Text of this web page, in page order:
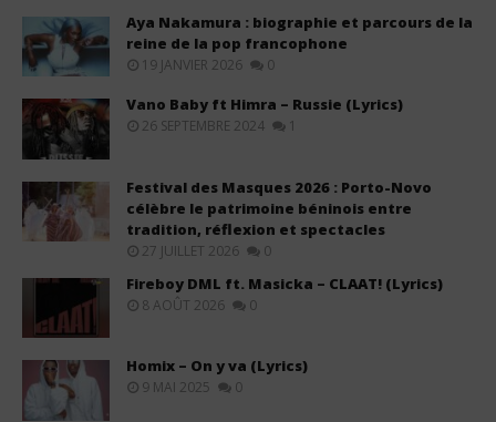
Aya Nakamura : biographie et parcours de la
reine de la pop francophone
19 JANVIER 2026 0
Vano Baby ft Himra – Russie (Lyrics)
26 SEPTEMBRE 2024 1
Festival des Masques 2026 : Porto-Novo
célèbre le patrimoine béninois entre
tradition, réflexion et spectacles
27 JUILLET 2026 0
Fireboy DML ft. Masicka – CLAAT! (Lyrics)
8 AOÛT 2026 0
Homix – On y va (Lyrics)
9 MAI 2025 0